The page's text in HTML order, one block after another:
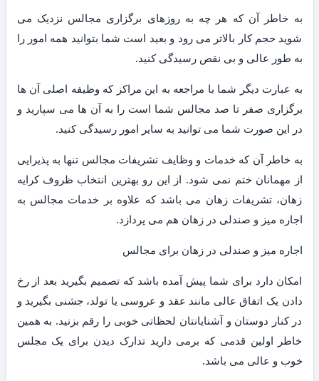
به خاطر آن که هر چه به روزهای برگزاری مجالس نزدیک می
شوید حجم کار بالاتر می رود و بعید است شما بتوانید همه امور را
به طور عالی و بی نقص رسیدگی کنید.
به عبارت دیگر شما با مراجعه به این مراکز که وظیفه اصلی آن ها
برگزاری صفر تا صد مجالس شما است را به آن ها می سپارید و
در این صورت شما می توانید به سایر امور رسیدگی کنید.
به خاطر آن که خدمات و وظایف تشریفات مجالس تنها به پذیرایی
از مهمانان ختم نمی شود. از این رو بهترین انتخاب ظروف کرایه
زهان، تشریفات زهان می باشد که علاوه بر خدمات مجالس به
اجاره میز و صندلی در زهان هم می پردازد.
اجاره میز و صندلی در زهان برای مجالس
امکان دارد برای شما پیش آمده باشد که تصمیم بگیرید بعد از رخ
دادن یک اتفاق عالی مانند عقد و عروسی یا تولد، جشنی بگیرید و
در کنار دوستان و آشنایانتان لحظاتی خوبی را رقم بزنید. به همین
خاطر اولین قدمی که برمی دارید تدارک دیدن برای یک مجلس
خوب و عالی می باشد.